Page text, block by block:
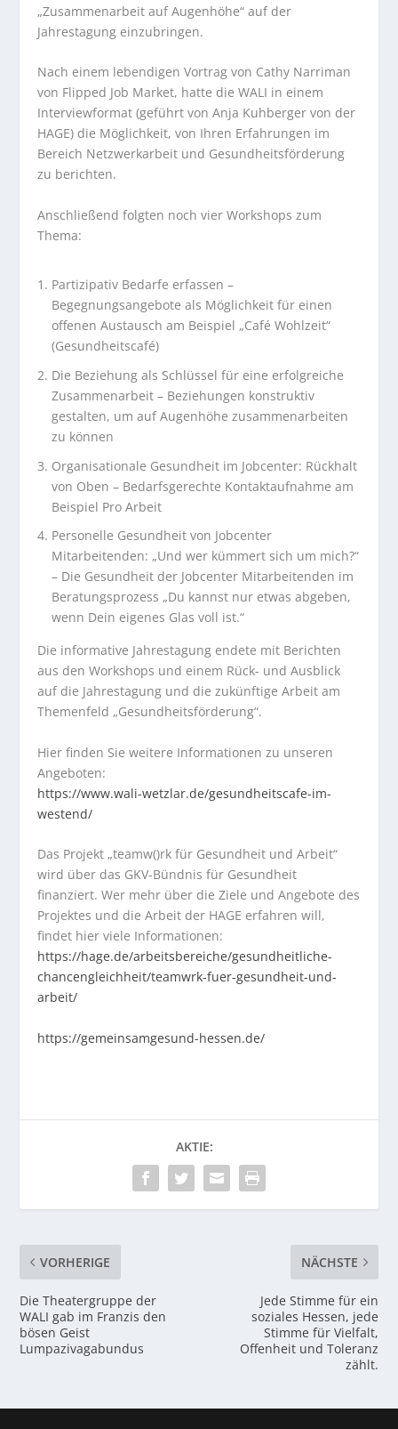
„Zusammenarbeit auf Augenhöhe“ auf der
Jahrestagung einzubringen.
Nach einem lebendigen Vortrag von Cathy Narriman
von Flipped Job Market, hatte die WALI in einem
Interviewformat (geführt von Anja Kuhberger von der
HAGE) die Möglichkeit, von Ihren Erfahrungen im
Bereich Netzwerkarbeit und Gesundheitsförderung
zu berichten.
Anschließend folgten noch vier Workshops zum
Thema:
Partizipativ Bedarfe erfassen –
Begegnungsangebote als Möglichkeit für einen
offenen Austausch am Beispiel „Café Wohlzeit“
(Gesundheitscafé)
Die Beziehung als Schlüssel für eine erfolgreiche
Zusammenarbeit – Beziehungen konstruktiv
gestalten, um auf Augenhöhe zusammenarbeiten
zu können
Organisationale Gesundheit im Jobcenter: Rückhalt
von Oben – Bedarfsgerechte Kontaktaufnahme am
Beispiel Pro Arbeit
Personelle Gesundheit von Jobcenter
Mitarbeitenden: „Und wer kümmert sich um mich?“
– Die Gesundheit der Jobcenter Mitarbeitenden im
Beratungsprozess „Du kannst nur etwas abgeben,
wenn Dein eigenes Glas voll ist.“
Die informative Jahrestagung endete mit Berichten
aus den Workshops und einem Rück- und Ausblick
auf die Jahrestagung und die zukünftige Arbeit am
Themenfeld „Gesundheitsförderung“.
Hier finden Sie weitere Informationen zu unseren
Angeboten:
https://www.wali-wetzlar.de/gesundheitscafe-im-
westend/
Das Projekt „teamw()rk für Gesundheit und Arbeit“
wird über das GKV-Bündnis für Gesundheit
finanziert. Wer mehr über die Ziele und Angebote des
Projektes und die Arbeit der HAGE erfahren will,
findet hier viele Informationen:
https://hage.de/arbeitsbereiche/gesundheitliche-
chancengleichheit/teamwrk-fuer-gesundheit-und-
arbeit/
https://gemeinsamgesund-hessen.de/
AKTIE:
VORHERIGE
Die Theatergruppe der
WALI gab im Franzis den
bösen Geist
Lumpazivagabundus
NÄCHSTE
Jede Stimme für ein
soziales Hessen, jede
Stimme für Vielfalt,
Offenheit und Toleranz
zählt.